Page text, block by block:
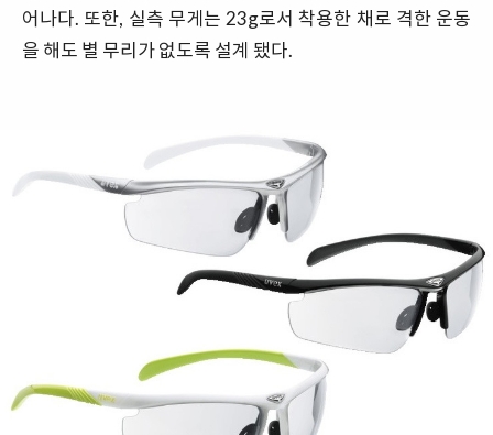
어나다. 또한, 실측 무게는 23g로서 착용한 채로 격한 운동
을 해도 별 무리가 없도록 설계 됐다.